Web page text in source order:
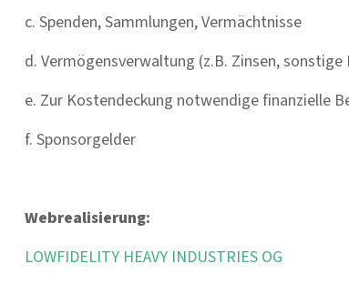
c. Spenden, Sammlungen, Vermächtnisse
d. Vermögensverwaltung (z.B. Zinsen,
e. Zur Kostendeckung notwendige finanzielle
f. Sponsorgelder
Webrealisierung:
LOWFIDELITY HEAVY INDUSTRIES OG